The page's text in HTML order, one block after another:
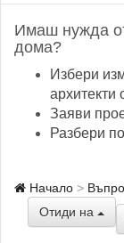
Имаш нужда
дома?
Избери
архитекти
Заяви
Разбери
Начало
Отиди на